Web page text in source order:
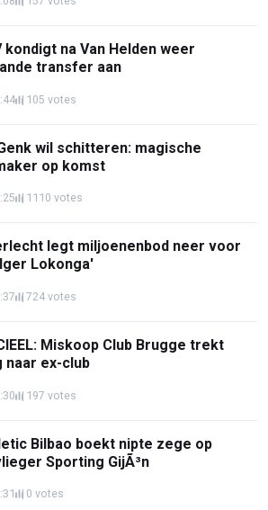
kondigt na Van Helden weer
transfer aan
105 votes
wil schitteren: magische
op komst
1110 votes
legt miljoenenbod neer voor
Lokonga'
724 votes
Miskoop Club Brugge trekt
naar ex-club
197 votes
Bilbao boekt nipte zege op
Sporting GijÃ³n
0 votes